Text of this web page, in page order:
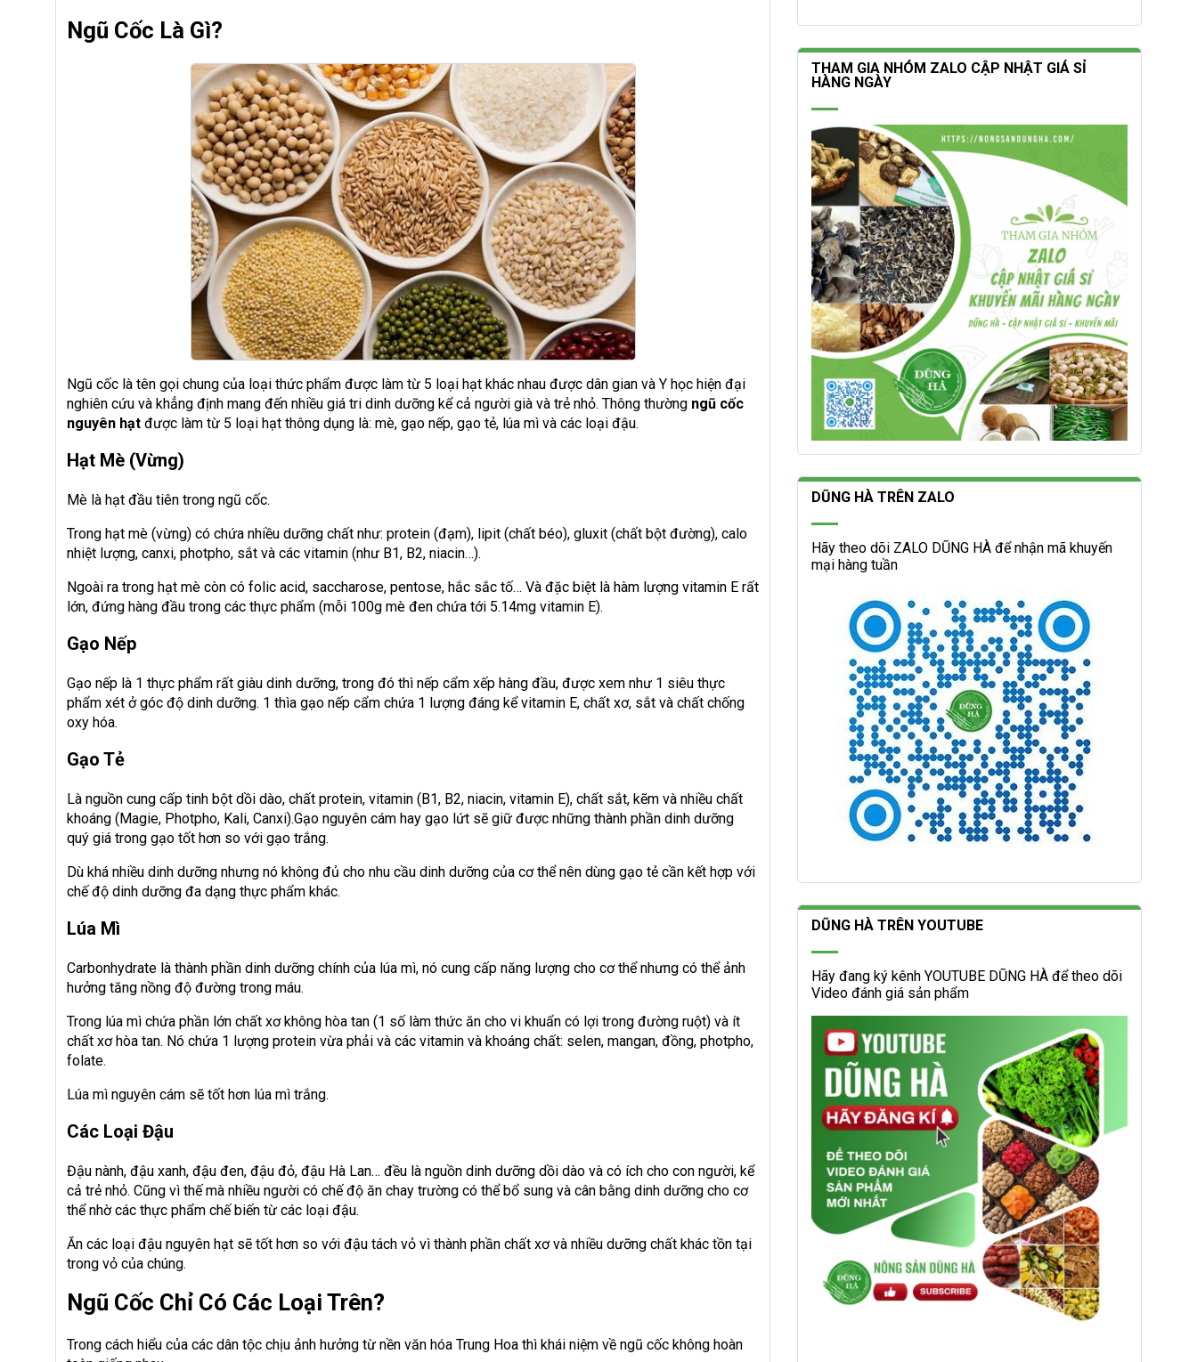
Ngũ Cốc Là Gì?
Ngũ cốc là tên gọi chung của loại thức phẩm được làm từ 5 loại hạt khác nhau được dân gian và Y học hiện đại
nghiên cứu và khẳng định mang đến nhiều giá tri dinh dưỡng kể cả người già và trẻ nhỏ. Thông thường ngũ cốc
nguyên hạt được làm từ 5 loại hạt thông dụng là: mè, gạo nếp, gạo tẻ, lúa mì và các loại đậu.
Hạt Mè (vừng)
Mè là hạt đầu tiên trong ngũ cốc.
Trong hạt mè (vừng) có chứa nhiều dưỡng chất như: protein (đạm), lipit (chất béo), gluxit (chất bột đường), calo
nhiệt lượng, canxi, photpho, sắt và các vitamin (như B1, B2, niacin…).
Ngoài ra trong hạt mè còn có folic acid, saccharose, pentose, hắc sắc tố… Và đặc biệt là hàm lượng vitamin E rất
lớn, đứng hàng đầu trong các thực phẩm (mỗi 100g mè đen chứa tới 5.14mg vitamin E).
Gạo Nếp
Gạo nếp là 1 thực phẩm rất giàu dinh dưỡng, trong đó thì nếp cẩm xếp hàng đầu, được xem như 1 siêu thực
phẩm xét ở góc độ dinh dưỡng. 1 thìa gạo nếp cẩm chứa 1 lượng đáng kể vitamin E, chất xơ, sắt và chất chống
oxy hóa.
Gạo Tẻ
Là nguồn cung cấp tinh bột dồi dào, chất protein, vitamin (B1, B2, niacin, vitamin E), chất sắt, kẽm và nhiều chất
khoáng (Magie, Photpho, Kali, Canxi).Gạo nguyên cám hay gạo lứt sẽ giữ được những thành phần dinh dưỡng
quý giá trong gạo tốt hơn so với gạo trắng.
Dù khá nhiều dinh dưỡng nhưng nó không đủ cho nhu cầu dinh dưỡng của cơ thể nên dùng gạo tẻ cần kết hợp với
chế độ dinh dưỡng đa dạng thực phẩm khác.
Lúa Mì
Carbonhydrate là thành phần dinh dưỡng chính của lúa mì, nó cung cấp năng lượng cho cơ thể nhưng có thể ảnh
hưởng tăng nồng độ đường trong máu.
Trong lúa mì chứa phần lớn chất xơ không hòa tan (1 số làm thức ăn cho vi khuẩn có lợi trong đường ruột) và ít
chất xơ hòa tan. Nó chứa 1 lượng protein vừa phải và các vitamin và khoáng chất: selen, mangan, đồng, photpho,
folate.
Lúa mì nguyên cám sẽ tốt hơn lúa mì trắng.
Các Loại Đậu
Đậu nành, đậu xanh, đậu đen, đậu đỏ, đậu Hà Lan… đều là nguồn dinh dưỡng dồi dào và có ích cho con người, kể
cả trẻ nhỏ. Cũng vì thế mà nhiều người có chế độ ăn chay trường có thể bổ sung và cân bằng dinh dưỡng cho cơ
thể nhờ các thực phẩm chế biến từ các loại đậu.
Ăn các loại đậu nguyên hạt sẽ tốt hơn so với đậu tách vỏ vì thành phần chất xơ và nhiều dưỡng chất khác tồn tại
trong vỏ của chúng.
Ngũ Cốc Chỉ Có Các Loại Trên?
Trong cách hiểu của các dân tộc chịu ảnh hưởng từ nền văn hóa Trung Hoa thì khái niệm về ngũ cốc không hoàn
THAM GIA NHÓM ZALO CẬP NHẬT GIÁ SỈ
HÀNG NGÀY
DŨNG HÀ TRÊN ZALO
Hãy theo dõi ZALO DŨNG HÀ để nhận mã khuyến
mại hàng tuần
DŨNG HÀ TRÊN YOUTUBE
Hãy đang ký kênh YOUTUBE DŨNG HÀ để theo dõi
Video đánh giá sản phẩm